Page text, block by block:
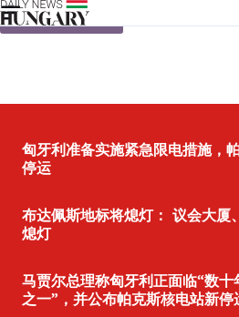
Skip to content
匈牙利准备实施紧急限电措施，
停运
布达佩斯地标将熄灯： 议会大厦
熄灯
马贾尔总理称匈牙利正面临“数
之一”，并公布帕克斯核电站新停